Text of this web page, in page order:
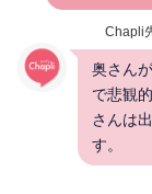
Chapli
奥さん
で悲観
さんは
す。